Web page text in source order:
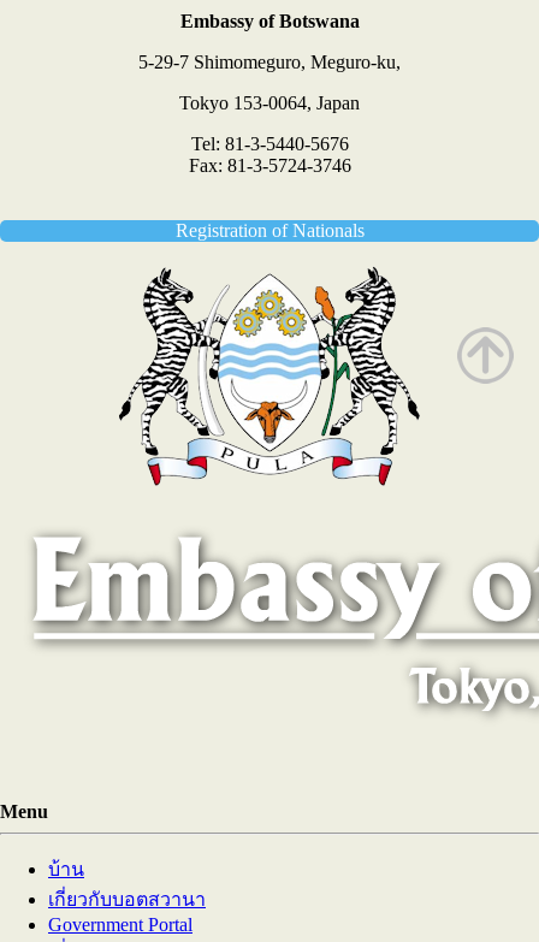
Embassy of Botswana
5-29-7 Shimomeguro, Meguro-ku,
Tokyo 153-0064, Japan
Tel: 81-3-5440-5676
Fax: 81-3-5724-3746
Registration of Nationals
Menu
บ้าน
เกี่ยวกับบอตสวานา
Government Portal